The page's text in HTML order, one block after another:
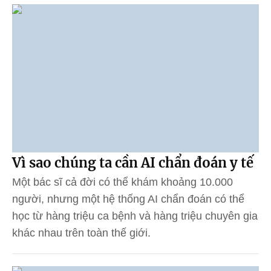
Vì sao chúng ta cần AI chẩn đoán y tế
Một bác sĩ cả đời có thể khám khoảng 10.000
người, nhưng một hệ thống AI chẩn đoán có thể
học từ hàng triệu ca bệnh và hàng triệu chuyên gia
khác nhau trên toàn thế giới.